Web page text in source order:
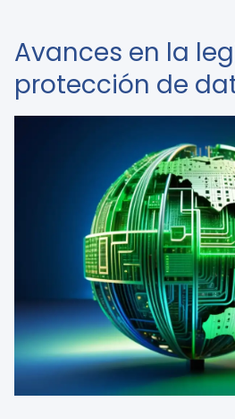
Avances en la
protección de